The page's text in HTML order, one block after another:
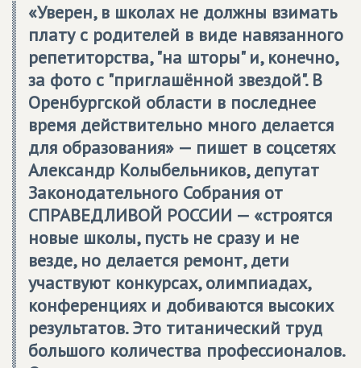
«Уверен, в школах не должны взимать
плату с родителей в виде навязанного
репетиторства, "на шторы" и, конечно,
за фото с "приглашённой звездой". В
Оренбургской области в последнее
время действительно много делается
для образования» — пишет в соцсетях
Александр Колыбельников, депутат
Законодательного Собрания от
СПРАВЕДЛИВОЙ РОССИИ — «строятся
новые школы, пусть не сразу и не
везде, но делается ремонт, дети
участвуют конкурсах, олимпиадах,
конференциях и добиваются высоких
результатов. Это титанический труд
большого количества профессионалов.